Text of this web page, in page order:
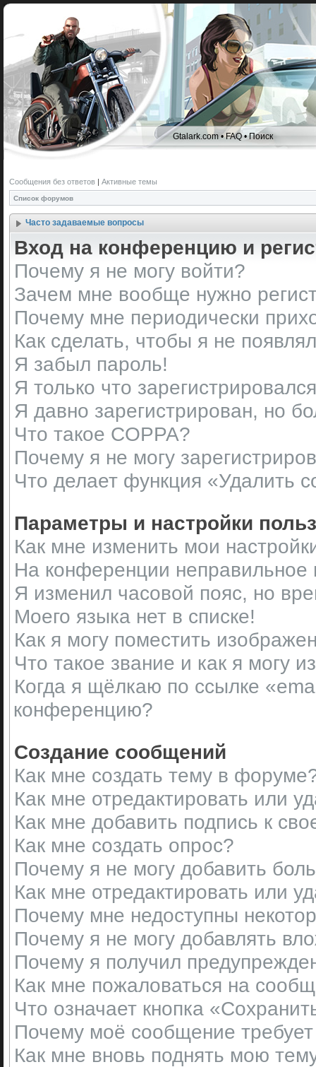
Gtalark.com •FAQ•Поиск
Сообщения без ответов | Активные темы
Список форумов
Часто задаваемые вопросы
Вход на конференцию и
Почему я не могу войти?
Зачем мне вообще нужно
Почему мне периодически
Как сделать, чтобы я не
Я забыл пароль!
Я только что
Я давно зарегистрирован, но
Что такое COPPA?
Почему я не могу
Что делает функция «Удалить
Параметры и настройки
Как мне изменить мои
На конференции неправильное
Я изменил часовой пояс, но
Моего языка нет в списке!
Как я могу поместить
Что такое звание и как я могу
Когда я щёлкаю по ссылке
конференцию?
Создание сообщений
Как мне создать тему в
Как мне отредактировать или
Как мне добавить подпись к
Как мне создать опрос?
Почему я не могу добавить
Как мне отредактировать или
Почему мне недоступны
Почему я не могу добавлять
Почему я получил
Как мне пожаловаться на
Что означает кнопка
Почему моё сообщение
Как мне вновь поднять мою